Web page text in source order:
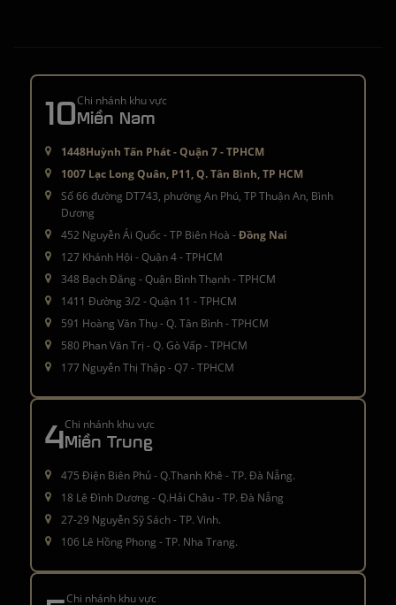
10Chi nhánh khu vực
Miền Nam
1448Huỳnh Tấn Phát - Quận 7 - TPHCM
1007 Lạc Long Quân, P11, Q. Tân Bình, TP HCM
Số 66 đường DT743, phường An Phú, TP Thuận An, Bình
Dương
452 Nguyễn Ái Quốc - TP Biên Hoà -Đồng Nai
127 Khánh Hội - Quận 4 - TPHCM
348 Bạch Đằng - Quận Bình Thạnh - TPHCM
1411 Đường 3/2 - Quận 11 - TPHCM
591 Hoàng Văn Thụ - Q. Tân Bình - TPHCM
580 Phan Văn Trị - Q. Gò Vấp - TPHCM
177 Nguyễn Thị Thập - Q7 - TPHCM
4Chi nhánh khu vực
Miền Trung
475 Điện Biên Phủ - Q.Thanh Khê - TP. Đà Nẵng.
18 Lê Đình Dương - Q.Hải Châu - TP. Đà Nẵng
27-29 Nguyễn Sỹ Sách - TP. Vinh.
106 Lê Hồng Phong - TP. Nha Trang.
Chi nhánh khu vực